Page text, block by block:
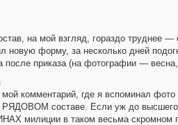
на мой взгляд, гораздо труднее
новую форму, за несколько дней
после приказа (на фотографии —
мой комментарий, где я вспоминал
РЯДОВОМ составе. Если уж до
милиции в таком весьма скромном